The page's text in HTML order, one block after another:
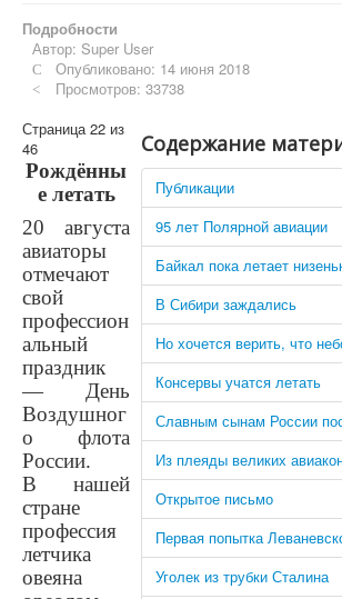
Подробности
Автор: Super User
Опубликовано: 14 июня 2018
Просмотров: 33738
Содержание
Публикации
95 лет Полярной авиации
Байкал пока летает
В Сибири заждались
Но хочется верить, что
Консервы учатся летать
Славным сынам России
Из плеяды великих
Открытое письмо
Первая попытка
Уголек из трубки Сталина
Страница 22 из
46
Рождённы
е летать
20 августа
авиаторы
отмечают
свой
профессион
альный
праздник
— День
Воздушног
о флота
России.
В нашей
стране
профессия
летчика
овеяна